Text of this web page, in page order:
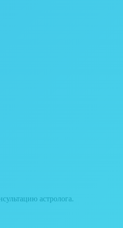
астролога.